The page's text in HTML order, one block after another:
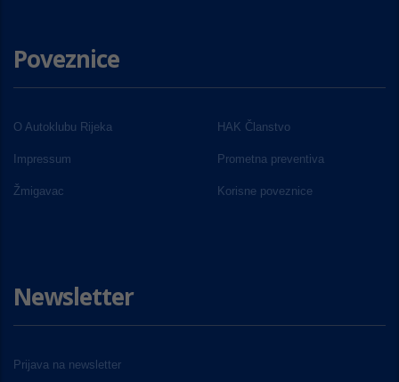
Poveznice
O Autoklubu Rijeka HAK Članstvo
Impressum Prometna preventiva
Žmigavac Korisne poveznice
Newsletter
Prijava na newsletter